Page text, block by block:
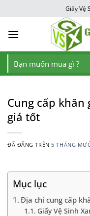
đến
nội
Giấy Vệ
Tìm
kiếm:
Cung cấp khăn
giá tốt
ĐÃ ĐĂNG TRÊN5 THÁNG
Mục lục
Địa chỉ cung cấp
Giấy Vệ Sinh